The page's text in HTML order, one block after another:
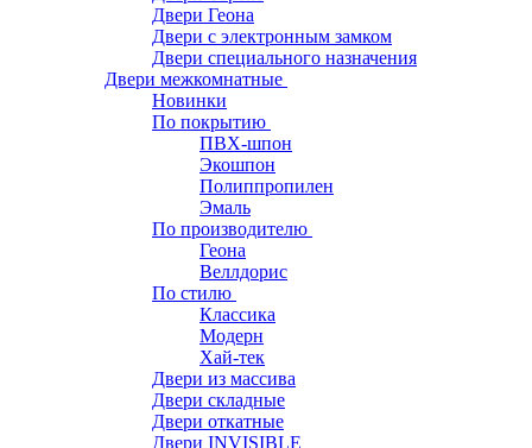
Двери Геона
Двери с электронным замком
Двери специального назначения
Двери межкомнатные
Новинки
По покрытию
ПВХ-шпон
Экошпон
Полиппропилен
Эмаль
По производителю
Геона
Веллдорис
По стилю
Классика
Модерн
Хай-тек
Двери из массива
Двери складные
Двери откатные
Двери INVISIBLE